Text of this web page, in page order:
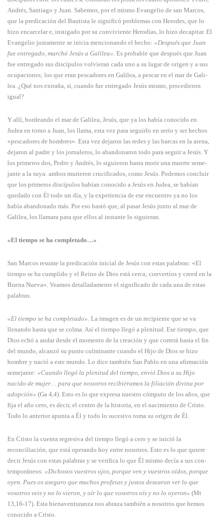
Andrés, Santiago y Juan. Sabemos, por el mismo Evangelio de san Marcos,
que la predicación del Bautista le significó problemas con Hero­des, que lo
hizo encarcelar e, instigado por su convivien­te Herodías, lo hizo deca­pitar. El
Evangelio justamente se inicia mencionando el hecho: «Después que Juan
fue entrega­do, marchó Jesús a Galilea». Es probable que después que Juan
fue entregado sus discí­pulos volvieran cada uno a su lugar de origen y a sus
ocupa­ciones; los que eran pescadores en Galilea, a pescar en el mar de Gali­
lea. ¿Qué nos extraña, si, cuando fue entre­ga­do Jesús mismo, procedieron
igual?
Y allí, bordeando el mar de Galilea, Jesús, que ya los había conocido en
Judea en torno a Juan, los llama, esta vez para seguirlo en serio y ser hechos
«pes­cadores de hombres». Esta vez dejaron las redes y las barcas en la arena,
dejaron al padre y los jornale­ros, lo abandonaron todo para seguir a Jesús. Y
los primeros dos, Pedro y Andrés, lo siguieron hasta morir una muerte seme­
jante a la suya: ambos murieron crucificados, como Jesús. Podemos concluir
que los primeros discípulos habían conocido a Jesús en Judea, se habían
quedado con Él todo un día, y la experiencia de ese encuentro ya no los
había abandonado más. Por eso bastó que, al pasar Jesús junto al mar de
Galilea, los llamara para que ellos al instante lo siguieran.
«El tiempo se ha completado…»
San Marcos resume la predicación inicial de Jesús con estas palabras: «El
tiempo se ha cumplido y el Reino de Dios está cerca; convertíos y creed en la
Buena Nueva». Veamos detalladamente el significado de cada una de estas
palabras.
«El tiempo se ha completado». La imagen es de un reci­piente que se va
llenando hasta que se colma. Así el tiempo llegó a plenitud. Ese tiempo, que
Dios echó a andar desde el momento de la creación y que correrá hasta el fin
del mundo, alcanzó su punto culminante cuando el Hijo de Dios se hizo
hombre y nació a este mundo. Lo dice también San Pablo en una afirmación
semejante: «Cuando llegó la plenitud del tiempo, envió Dios a su Hijo
nacido de mujer… para que nosotros recibiéramos la filiación divina por
adopción» (Ga 4,4). Esto es lo que expresa nuestro cómputo de los años, que
fija el año cero, es decir, el centro de la historia, en el naci­miento de Cristo.
Todo lo anterior apunta a Él y todo lo sucesivo toma su origen de Él.
En Cristo la cuenta regre­siva del tiempo llegó a cero y se inició la
reconciliación, que está operando hoy entre nosotros. Esto es lo que quiere
decir Jesús con estas palabras y se verifica lo que Él mismo decía a sus con­
temporáneos: «Dicho­sos vuestros ojos, porque ven y vuestros oídos, porque
oyen. Pues os aseguro que muchos profe­tas y justos desearon ver lo que
vosotros veis y no lo vieron, y oír lo que vosotros oís y no lo oyeron» (Mt
13,16-17). Esta bienaventuranza nos abraza también a noso­tros que hemos
cono­cido a Cristo.